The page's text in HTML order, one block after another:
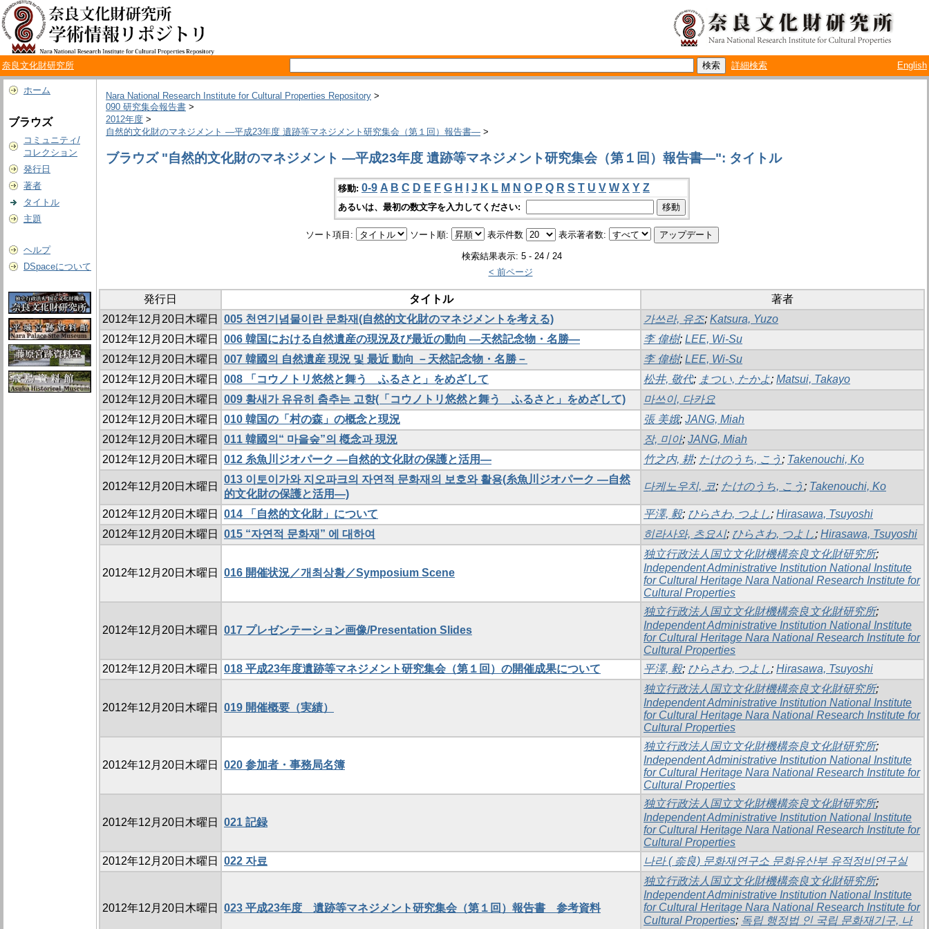
奈良文化財研究所 詳細検索 English
ホーム
ブラウズ
コミュニティ/
コレクション
発行日
著者
タイトル
主題
ヘルプ
DSpaceについて
Nara National Research Institute for Cultural Properties Repository >
090 研究集会報告書 >
2012年度 >
自然的文化財のマネジメント ―平成23年度 遺跡等マネジメント研究集会（第１回）報告書― >
ブラウズ "自然的文化財のマネジメント ―平成23年度 遺跡等マネジメント研究集会（第１回）報告書―": タイトル
移動: 0-9 A B C D E F G H J K L M N O P Q R S T U V W X Y Z
あるいは、最初の数文字を入力してください:
ソート項目: ソート順: 表示件数 表示著者数:
検索結果表示: 5 - 24 / 24
< 前ページ
発行日 タイトル
著者
2012年12月20日木曜日
005 천연기념물이란 문화재(自然的文化財のマネジメントを考える) 가쓰라, 유조; Katsura, Yuzo
2012年12月20日木曜日
006 韓国における自然遺産の現況及び最近の動向 ―天然記念物・名勝― 李 偉樹; LEE, Wi-Su
2012年12月20日木曜日
007 韓國의 自然遺産 現況 및 最近 動向 －天然記念物・名勝－ 李 偉樹; LEE, Wi-Su
2012年12月20日木曜日
008 「コウノトリ悠然と舞う ふるさと」をめざして 松井, 敬代; まつい, たかよ; Matsui, Takayo
2012年12月20日木曜日
009 황새가 유유히 춤추는 고향(「コウノトリ悠然と舞う ふるさと」をめざして)
마쓰이, 다카요
2012年12月20日木曜日
010 韓国の「村の森」の概念と現況 張 美娥; JANG, Miah
2012年12月20日木曜日
011 韓國의“ 마을숲”의 槪念과 現況 장, 미아; JANG, Miah
2012年12月20日木曜日
012 糸魚川ジオパーク ―自然的文化財の保護と活用― 竹之内, 耕; たけのうち, こう ; Takenouchi, Ko
2012年12月20日木曜日
013 이토이가와 지오파크의 자연적 문화재의 보호와 활용(糸魚川ジオパーク ―自然
的文化財の保護と活用―)
다케노우치, 코; たけのうち, こう ; Takenouchi, Ko
2012年12月20日木曜日 014 「自然的文化財」について 平澤, 毅; ひらさわ, つよし; Hirasawa, Tsuyoshi
2012年12月20日木曜日
015 “자연적 문화재” 에 대하여 히라사와, 츠요시; ひらさわ, つよし; Hirasawa, Tsuyoshi
2012年12月20日木曜日 016 開催状況／개최상황／Symposium Scene
独立行政法人国立文化財機構奈良文化財研究所;
Independent Administrative Institution National Institute
for Cultural Heritage Nara National Research Institute for
Cultural Properties
2012年12月20日木曜日 017 プレゼンテーション画像/Presentation Slides
独立行政法人国立文化財機構奈良文化財研究所;
Independent Administrative Institution National Institute
for Cultural Heritage Nara National Research Institute for
Cultural Properties
2012年12月20日木曜日
018 平成23年度遺跡等マネジメント研究集会（第１回）の開催成果について 平澤, 毅; ひらさわ, つよし; Hirasawa, Tsuyoshi
2012年12月20日木曜日 019 開催概要（実績）
独立行政法人国立文化財機構奈良文化財研究所;
Independent Administrative Institution National Institute
for Cultural Heritage Nara National Research Institute for
Cultural Properties
2012年12月20日木曜日 020 参加者・事務局名簿
独立行政法人国立文化財機構奈良文化財研究所;
Independent Administrative Institution National Institute
for Cultural Heritage Nara National Research Institute for
Cultural Properties
2012年12月20日木曜日 021 記録
独立行政法人国立文化財機構奈良文化財研究所;
Independent Administrative Institution National Institute
for Cultural Heritage Nara National Research Institute for
Cultural Properties
2012年12月20日木曜日
022 자료 나라 ( 奈良) 문화재연구소 문화유산부 유적정비연구실
2012年12月20日木曜日 023 平成23年度 遺跡等マネジメント研究集会（第１回）報告書 参考資料
独立行政法人国立文化財機構奈良文化財研究所;
Independent Administrative Institution National Institute
for Cultural Heritage Nara National Research Institute for
Cultural Properties; 독립 행정법 인 국립 문화재기구, 나